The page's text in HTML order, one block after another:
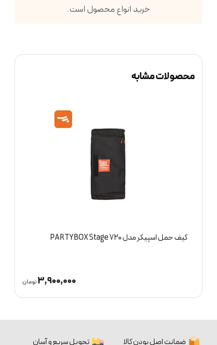
خرید انواع محصول است.
محصولات مشابه
کیف حمل اسپیکر مدل PARTYBOX Stage 320
3,600,000
ضمانت اصل بودن کالا تحویل سریع و آسان